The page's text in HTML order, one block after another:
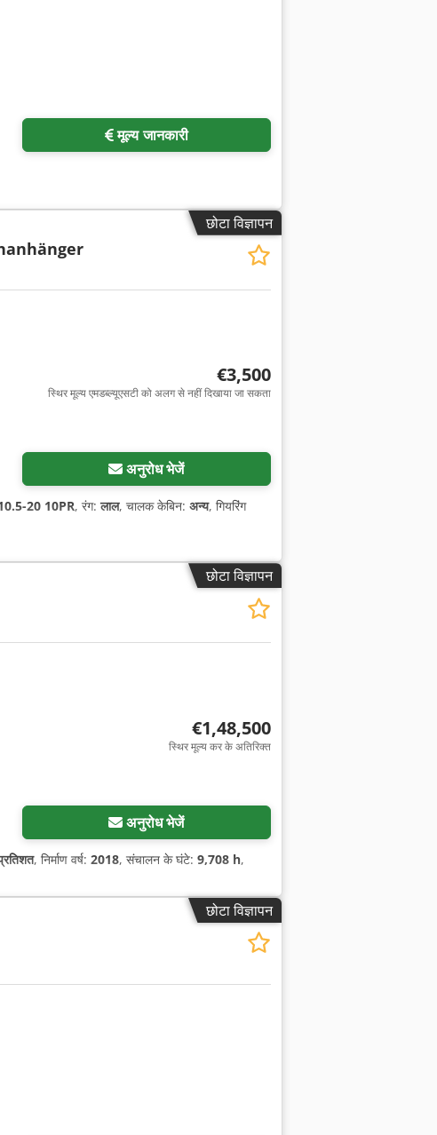
मूल्य जानकारी
छोटा विज्ञापन
€3,500
स्थिर मूल्य एमडब्ल्यूएसटी को अलग से नहीं दिखाया जा सकता
अनुरोध भेजें
20 10PR, रंग:लाल, चालक केबिन: अन्य, गियरिंग
छोटा विज्ञापन
€1,48,500
स्थिर मूल्य कर के अतिरिक्त
अनुरोध भेजें
, निर्माण वर्ष: 2018, संचालन के घंटे: 9,708 h,
छोटा विज्ञापन